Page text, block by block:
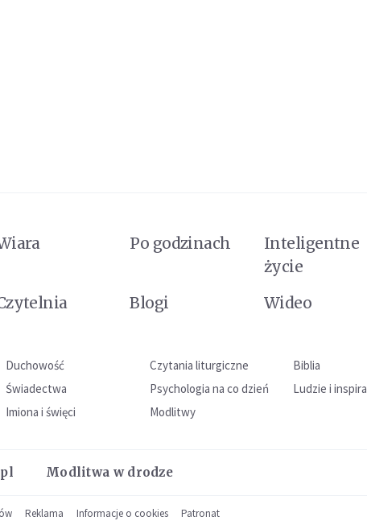
Po godzinach
Inteligentne
życie
Blogi Wideo
Duchowość Czytania liturgiczne
Biblia
Świadectwa Psychologia na co dzień
Ludzie i
Imiona i święci Modlitwy
Modlitwa w drodze
Reklama Informacje o cookies Patronat